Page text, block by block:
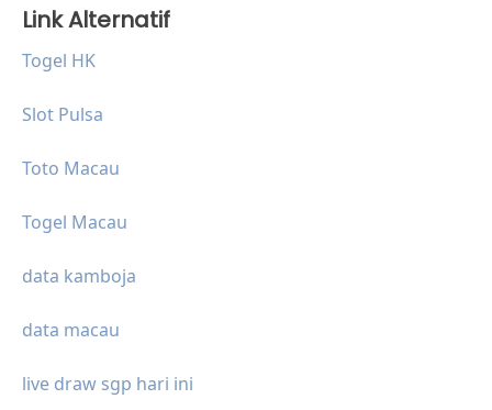
Link Alternatif
Togel HK
Slot Pulsa
Toto Macau
Togel Macau
data kamboja
data macau
live draw sgp hari ini